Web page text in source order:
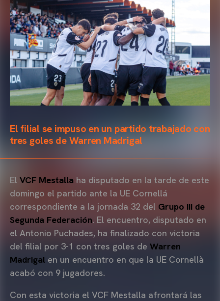
El filial se impuso en un partido trabajado con
tres goles de Warren Madrigal
El VCF Mestalla ha disputado en la tarde de este
domingo el partido ante la UE Cornellá
correspondiente a la jornada 32 del Grupo III de
Segunda Federación. El encuentro, disputado en
el Antonio Puchades, ha finalizado con victoria
del filial por 3-1 con tres goles de Warren
Madrigal en un encuentro en que la UE Cornellà
acabó con 9 jugadores.
Con esta victoria el VCF Mestalla afrontará las